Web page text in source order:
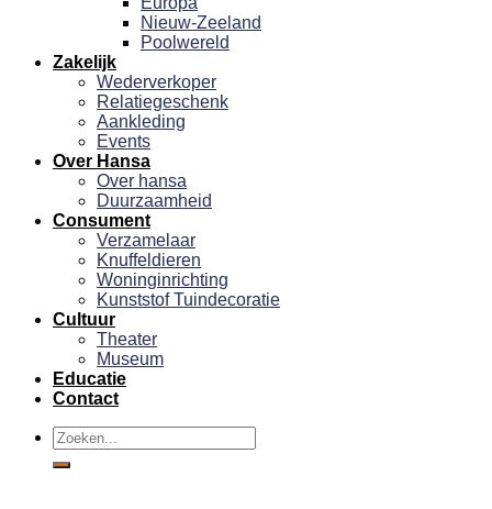
Nieuw-Zeeland
Poolwereld
Zakelijk
Wederverkoper
Relatiegeschenk
Aankleding
Events
Over Hansa
Over hansa
Duurzaamheid
Consument
Verzamelaar
Knuffeldieren
Woninginrichting
Kunststof Tuindecoratie
Cultuur
Theater
Museum
Educatie
Contact
Zoeken
naar: